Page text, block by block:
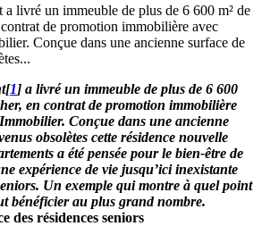
livré un immeuble de plus de 6 600 m² de
de promotion immobilière avec
Conçue dans une ancienne surface de
1] a livré un immeuble de plus de 6 600
en contrat de promotion immobilière
Conçue dans une ancienne
obsolètes cette résidence nouvelle
a été pensée pour le bien-être de
expérience de vie jusqu’ici inexistante
Un exemple qui montre à quel point
bénéficier au plus grand nombre.
des résidences seniors